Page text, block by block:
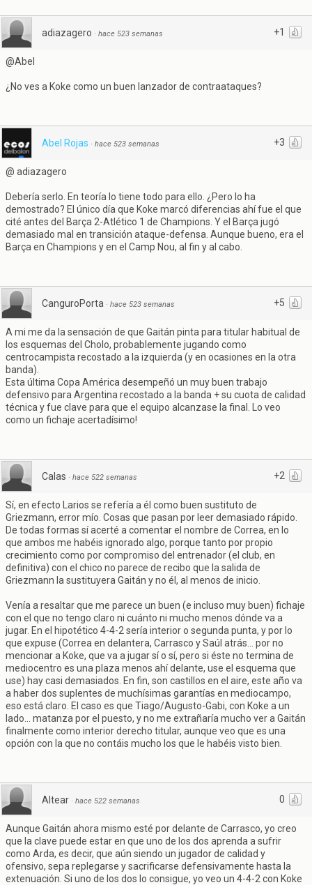
+1
adiazagero · hace 523 semanas
@Abel
¿No ves a Koke como un buen lanzador de contraataques?
+3
Abel Rojas · hace 523 semanas
@ adiazagero
Debería serlo. En teoría lo tiene todo para ello. ¿Pero lo ha
demostrado? El único día que Koke marcó diferencias ahí fue el que
cité antes del Barça 2-Atlético 1 de Champions. Y el Barça jugó
demasiado mal en transición ataque-defensa. Aunque bueno, era el
Barça en Champions y en el Camp Nou, al fin y al cabo.
+5
CanguroPorta · hace 523 semanas
A mi me da la sensación de que Gaitán pinta para titular habitual de
los esquemas del Cholo, probablemente jugando como
centrocampista recostado a la izquierda (y en ocasiones en la otra
banda).
Esta última Copa América desempeñó un muy buen trabajo
defensivo para Argentina recostado a la banda + su cuota de calidad
técnica y fue clave para que el equipo alcanzase la final. Lo veo
como un fichaje acertadísimo!
+2
Calas · hace 522 semanas
Sí, en efecto Larios se refería a él como buen sustituto de
Griezmann, error mío. Cosas que pasan por leer demasiado rápido.
De todas formas sí acerté a comentar el nombre de Correa, en lo
que ambos me habéis ignorado algo, porque tanto por propio
crecimiento como por compromiso del entrenador (el club, en
definitiva) con el chico no parece de recibo que la salida de
Griezmann la sustituyera Gaitán y no él, al menos de inicio.
Venía a resaltar que me parece un buen (e incluso muy buen) fichaje
con el que no tengo claro ni cuánto ni mucho menos dónde va a
jugar. En el hipotético 4-4-2 sería interior o segunda punta, y por lo
que expuse (Correa en delantera, Carrasco y Saúl atrás... por no
mencionar a Koke, que va a jugar sí o sí, pero si éste no termina de
mediocentro es una plaza menos ahí delante, use el esquema que
use) hay casi demasiados. En fin, son castillos en el aire, este año va
a haber dos suplentes de muchísimas garantías en mediocampo,
eso está claro. El caso es que Tiago/Augusto-Gabi, con Koke a un
lado... matanza por el puesto, y no me extrañaría mucho ver a Gaitán
finalmente como interior derecho titular, aunque veo que es una
opción con la que no contáis mucho los que le habéis visto bien.
0
Altear · hace 522 semanas
Aunque Gaitán ahora mismo esté por delante de Carrasco, yo creo
que la clave puede estar en que uno de los dos aprenda a sufrir
como Arda, es decir, que aún siendo un jugador de calidad y
ofensivo, sepa replegarse y sacrificarse defensivamente hasta la
extenuación. Si uno de los dos lo consigue, yo veo un 4-4-2 con Koke